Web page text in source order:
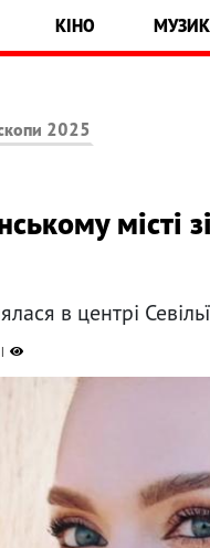
КІНО
2025
місті
в центрі